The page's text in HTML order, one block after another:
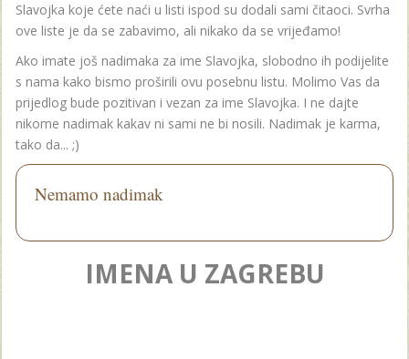
Slavojka koje ćete naći u listi ispod su dodali sami čitaoci. Svrha
ove liste je da se zabavimo, ali nikako da se vrijeđamo!
Ako imate još nadimaka za ime Slavojka, slobodno ih podijelite
s nama kako bismo proširili ovu posebnu listu. Molimo Vas da
prijedlog bude pozitivan i vezan za ime Slavojka. I ne dajte
nikome nadimak kakav ni sami ne bi nosili. Nadimak je karma,
tako da... ;)
Nemamo nadimak
IMENA U ZAGREBU